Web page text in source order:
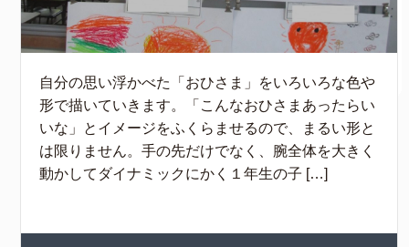
自分の思い浮かべた「おひさま」をいろいろな色や
形で描いていきます。「こんなおひさまあったらい
いな」とイメージをふくらませるので、まるい形と
は限りません。手の先だけでなく、腕全体を大きく
動かしてダイナミックにかく１年生の子 […]